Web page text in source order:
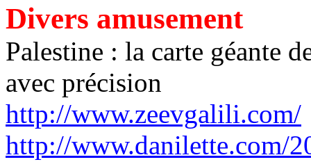
Divers amusement
Palestine : la carte géante
avec précision
http://www.zeevgalili.com/
http://www.danilette.com/